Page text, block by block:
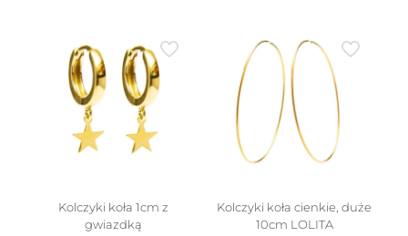
wariantów.
Opcje
można
wybrać
stronie
produktu
ma
wiele
wariantów.
Opcje
można
wybrać
na
stronie
Kolczyki koła 1cm z
gwiazdką
Kolczyki koła cienkie, duże
10cm LOLITA